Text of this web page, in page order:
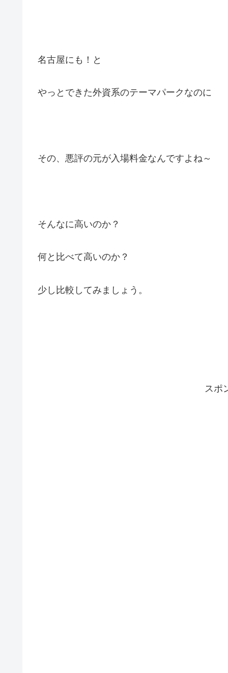
名古屋にも！ と
やっとできた外資系のテーマパークなのに
その、悪評の元が入場料金なんですよね～
そんなに高いのか？
何と比べて高いのか？
少し比較してみましょう。
スポ